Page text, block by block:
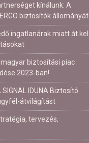
kínálunk: A
biztosítók állományát
ingatlanárak miatt át kell
magyar biztosítási piac
2023-ban!
IDUNA Biztosító
átvilágítást
tervezés,